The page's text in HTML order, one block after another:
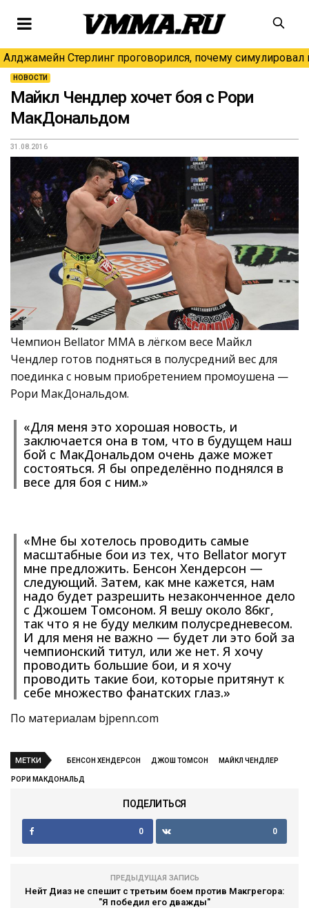
Алджамейн Стерлинг проговорился, почему симулировал
НОВОСТИ
Майкл Чендлер хочет боя с Рори
МакДональдом
31.08.2016
Чемпион Bellator MMA в лёгком весе Майкл
Чендлер готов подняться в полусредний вес для
поединка с новым приобретением промоушена —
Рори МакДональдом.
«Для меня это хорошая новость, и
заключается она в том, что в будущем наш
бой с МакДональдом очень даже может
состояться. Я бы определённо поднялся в
весе для боя с ним.»
«Мне бы хотелось проводить самые
масштабные бои из тех, что Bellator могут
мне предложить. Бенсон Хендерсон —
следующий. Затем, как мне кажется, нам
надо будет разрешить незаконченное дело
с Джошем Томсоном. Я вешу около 86кг,
так что я не буду мелким полусредневесом.
И для меня не важно — будет ли это бой за
чемпионский титул, или же нет. Я хочу
проводить большие бои, и я хочу
проводить такие бои, которые притянут к
себе множество фанатских глаз.»
По материалам bjpenn.com
МЕТКИ БЕНСОН ХЕНДЕРСОН ДЖОШ ТОМСОН МАЙКЛ ЧЕНДЛЕР
РОРИ МАКДОНАЛЬД
ПОДЕЛИТЬСЯ
0 0
ПРЕДЫДУЩАЯ ЗАПИСЬ
Нейт Диаз не спешит с третьим боем против Макгрегора:
"Я победил его дважды"